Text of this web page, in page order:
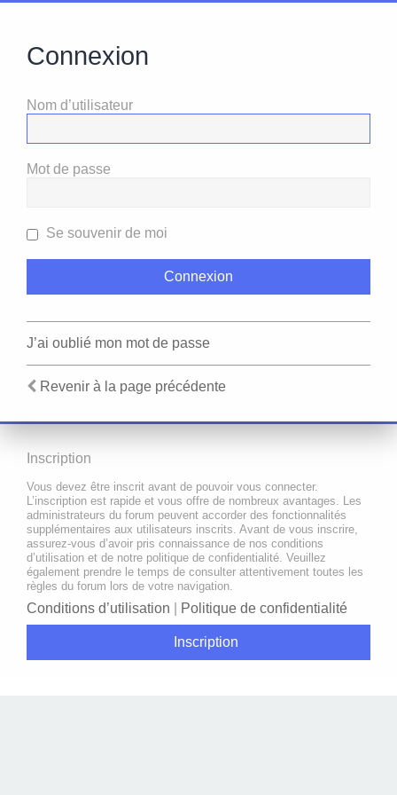
Connexion
Nom d’utilisateur
Mot de passe
Se souvenir de moi
J’ai oublié mon mot de passe
Revenir à la page précédente
Inscription
Vous devez être inscrit avant de pouvoir vous connecter.
L’inscription est rapide et vous offre de nombreux avantages. Les
administrateurs du forum peuvent accorder des fonctionnalités
supplémentaires aux utilisateurs inscrits. Avant de vous inscrire,
assurez-vous d’avoir pris connaissance de nos conditions
d’utilisation et de notre politique de confidentialité. Veuillez
également prendre le temps de consulter attentivement toutes les
règles du forum lors de votre navigation.
Conditions d’utilisation Politique de confidentialité
Inscription